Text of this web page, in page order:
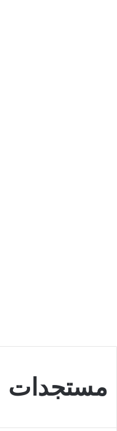
مستجدات